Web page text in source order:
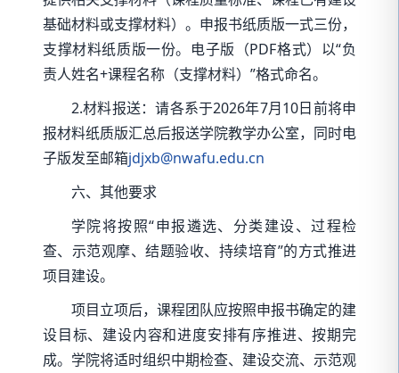
基础材料或支撑材料）。申报书纸质版一式三份，
支撑材料纸质版一份。电子版（PDF格式）以“负
责人姓名+课程名称（支撑材料）”格式命名。
2.材料报送：请各系于2026年7月10日前将申
报材料纸质版汇总后报送学院教学办公室，同时电
子版发至邮箱jdjxb@nwafu.edu.cn
六、其他要求
学院将按照“申报遴选、分类建设、过程检
查、示范观摩、结题验收、持续培育”的方式推进
项目建设。
项目立项后，课程团队应按照申报书确定的建
设目标、建设内容和进度安排有序推进、按期完
成。学院将适时组织中期检查、建设交流、示范观